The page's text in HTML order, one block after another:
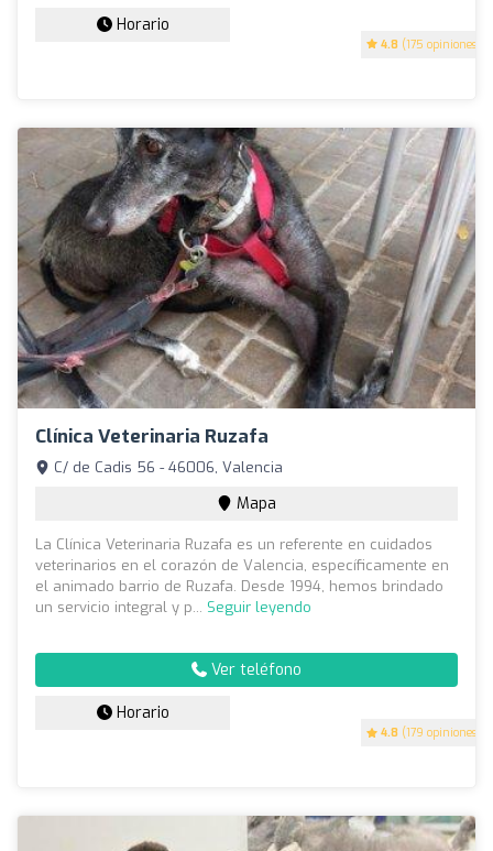
4.8 (175 opiniones)
Horario
Clínica Veterinaria Ruzafa
4.8 (179 opiniones)
C/ de Cadis 56 - 46006, Valencia
Mapa
La Clínica Veterinaria Ruzafa es un referente en cuidados
veterinarios en el corazón de Valencia, específicamente en
el animado barrio de Ruzafa. Desde 1994, hemos brindado
un servicio integral y p... Seguir leyendo
Ver teléfono
Horario